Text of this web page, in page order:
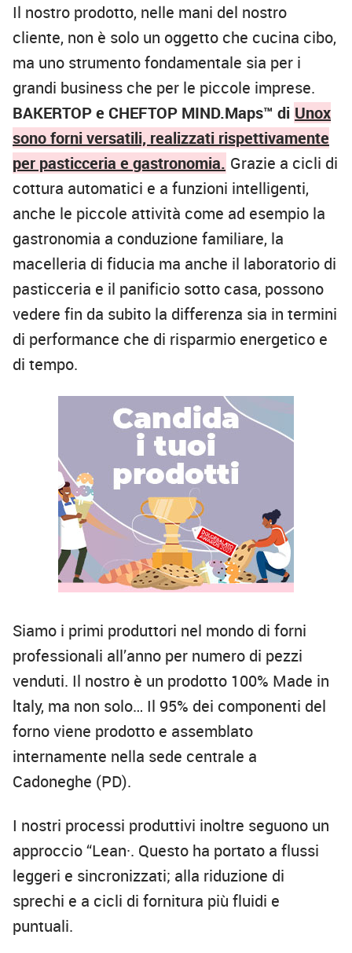
Il nostro prodotto, nelle mani del nostro
cliente, non è solo un oggetto che cucina cibo,
ma uno strumento fondamentale sia per i
grandi business che per le piccole imprese.
BAKERTOP e CHEFTOP MIND.Maps™ di Unox
sono forni versatili, realizzati rispettivamente
per pasticceria e gastronomia. Grazie a cicli di
cottura automatici e a funzioni intelligenti,
anche le piccole attività come ad esempio la
gastronomia a conduzione familiare, la
macelleria di fiducia ma anche il laboratorio di
pasticceria e il panificio sotto casa, possono
vedere fin da subito la differenza sia in termini
di performance che di risparmio energetico e
di tempo.
Siamo i primi produttori nel mondo di forni
professionali all’anno per numero di pezzi
venduti. Il nostro è un prodotto 100% Made in
ltaly, ma non solo… Il 95% dei componenti del
forno viene prodotto e assemblato
internamente nella sede centrale a
Cadoneghe (PD).
I nostri processi produttivi inoltre seguono un
approccio “Lean·. Questo ha portato a flussi
leggeri e sincronizzati; alla riduzione di
sprechi e a cicli di fornitura più fluidi e
puntuali.